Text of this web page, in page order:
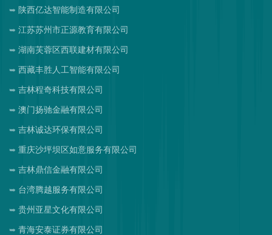
陕西亿达智能制造有限公司
江苏苏州市正源教育有限公司
湖南芙蓉区西联建材有限公司
西藏丰胜人工智能有限公司
吉林程奇科技有限公司
澳门扬驰金融有限公司
吉林诚达环保有限公司
重庆沙坪坝区如意服务有限公司
吉林鼎信金融有限公司
台湾腾越服务有限公司
贵州亚星文化有限公司
青海安泰证券有限公司